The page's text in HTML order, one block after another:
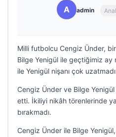
A admin
Milli futbolcu Cengiz Ünder,
Bilge Yenigül ile geçtiğimiz ay
ile Yenigül nişanı çok
Cengiz Ünder ve Bilge Yenigül
etti. İkiliyi nikâh törenlerinde
bırakmadı.
Cengiz Ünder ile Bilge